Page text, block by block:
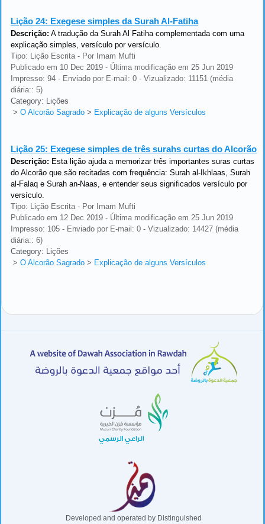
Lição 24: Exegese simples da Surah Al-Fatiha
Descrição: A tradução da Surah Al Fatiha complementada com uma
explicação simples, versículo por versículo.
Tipo: Lição Escrita - Por Imam Mufti
Publicado em 10 Dec 2019 - Última modificação em 25 Jun 2019
Impresso: 94 - Enviado por E-mail: 0 - Vizualizado: 11151 (média
diária:: 5)
Category: Lições
> O Alcorão Sagrado > Explicação de alguns Versículos
Lição 25: Exegese simples de três surahs curtas do Alcorão
Descrição: Esta lição ajuda a memorizar três importantes suras curtas
do Alcorão que são recitadas com frequência: Surah al-Ikhlaas, Surah
al-Falaq e Surah an-Naas, e entender seus significados versículo por
versículo.
Tipo: Lição Escrita - Por Imam Mufti
Publicado em 12 Dec 2019 - Última modificação em 25 Jun 2019
Impresso: 105 - Enviado por E-mail: 0 - Vizualizado: 14427 (média
diária:: 6)
Category: Lições
> O Alcorão Sagrado > Explicação de alguns Versículos
Developed and operated by Distinguished